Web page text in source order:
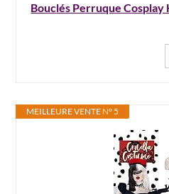
Bouclés Perruque
MEILLEURE VENTE N° 5